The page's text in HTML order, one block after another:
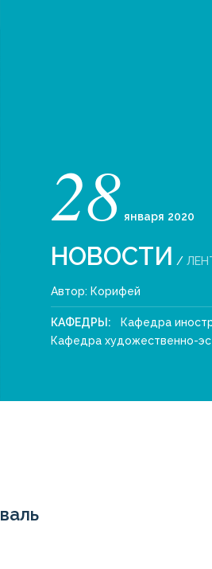
28 января 2020
НОВОСТИ /
Автор: Корифей
КАФЕДРЫ: Кафедра
Кафедра художественно-